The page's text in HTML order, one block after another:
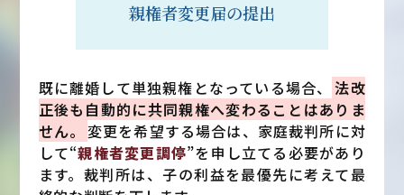
親権者変更届の提出
既に離婚して単独親権となっている場合、
法改
正後も自動的に共同親権へ変わることはありま
せん。 変更を希望する場合は、家庭裁判所に対
して“親権者変更調停”を申し立てる必要があり
ます。裁判所は、子の利益を最優先に考えて最